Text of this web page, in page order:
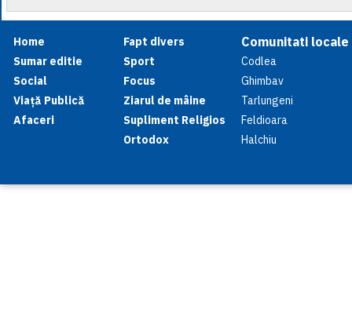
Home
Sumar editie
Social
Viață Publică
Afaceri
Fapt divers
Sport
Focus
Ziarul de mâine
Supliment Religios
Ortodox
Comunitati locale
Codlea
Ghimbav
Tarlungeni
Feldioara
Halchiu